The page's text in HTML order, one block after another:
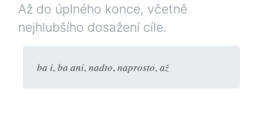
Až do úplného konce, včetně
nejhlubšího dosažení cíle.
ba i,ba ani,nadto,naprosto,až